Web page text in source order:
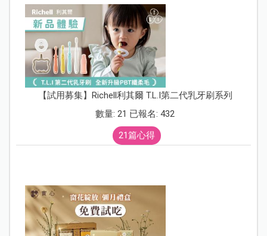
【試用募集】Richell利其爾 T.L.I第二代乳牙刷系列
數量: 21 已報名: 432
21篇心得